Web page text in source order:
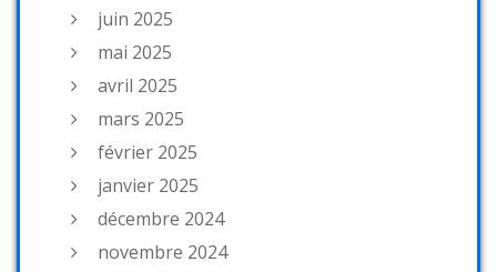
juin 2025
mai 2025
avril 2025
mars 2025
février 2025
janvier 2025
décembre 2024
novembre 2024